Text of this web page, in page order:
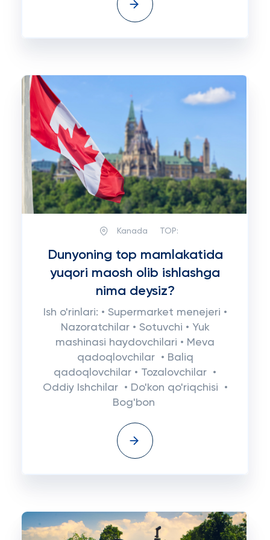
Kanada TOP:
Dunyoning top mamlakatida
yuqori maosh olib ishlashga
nima deysiz?
Ish o'rinlari: • Supermarket menejeri •
Nazoratchilar • Sotuvchi • Yuk
mashinasi haydovchilari • Meva
qadoqlovchilar • Baliq
qadoqlovchilar • Tozalovchilar •
Oddiy Ishchilar • Do'kon qo'riqchisi •
Bog'bon